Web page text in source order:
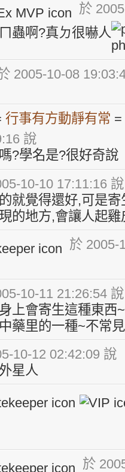
於
蟲啊?真ㄉ很嚇人
2005-10-08
行事有方動靜有常
說
?學名是?很好奇說
10-10 17:11:16 說
就覺得還好,可是
的地方,會讓人起雞
於 2005-
10-11 21:26:54 說
上會寄生這種東西~
藥里的一種~不常
10-12 02:42:09 說
星人
於